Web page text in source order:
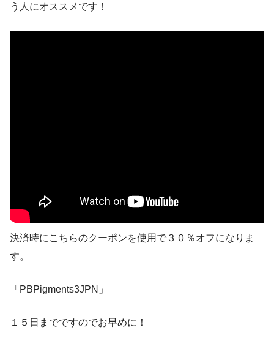
う人にオススメです！
決済時にこちらのクーポンを使用で３０％オフになりま
す。
「PBPigments3JPN」
１５日までですのでお早めに！